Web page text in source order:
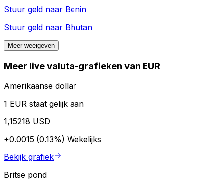
Stuur geld naar Benin
Stuur geld naar Bhutan
Meer weergeven
Meer live valuta-grafieken van EUR
Amerikaanse dollar
1 EUR staat gelijk aan
1,15218 USD
+0.0015 (0.13%) Wekelijks
Bekijk grafiek
Britse pond